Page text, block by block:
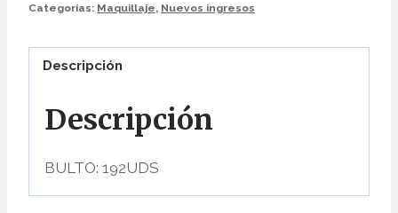
cantidad
Categorías: Maquillaje, Nuevos ingresos
Descripción
Descripción
BULTO: 192UDS